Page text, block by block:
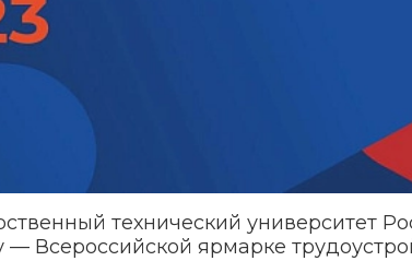
технический университет
Всероссийской ярмарке